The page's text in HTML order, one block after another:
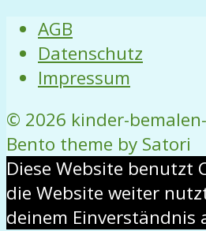
AGB
Datenschutz
Impressum
© 2026 kinder-
Bento theme by Satori
Diese Website benutzt
die Website weiter
deinem Einverständnis